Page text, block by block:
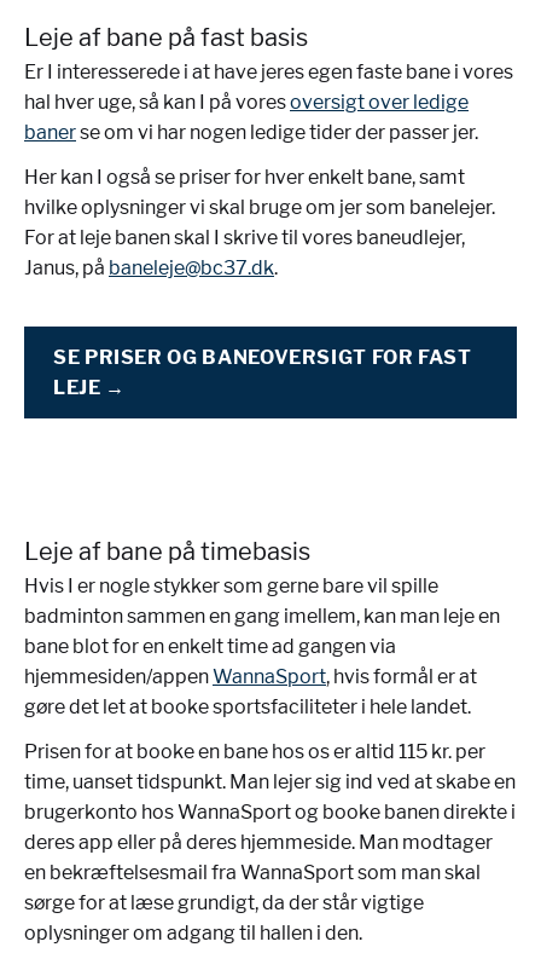
Leje af bane på fast basis
Er I interesserede i at have jeres egen faste bane i vores
hal hver uge, så kan I på voresoversigt over ledige
banerse om vi har nogen ledige tider der passer jer.
Her kan I også se priser for hver enkelt bane, samt
hvilke oplysninger vi skal bruge om jer som banelejer.
For at leje banen skal I skrive til vores baneudlejer,
Janus, på baneleje@bc37.dk.
SE PRISER OG BANEOVERSIGT FOR FAST
LEJE →
Leje af bane på timebasis
Hvis I er nogle stykker som gerne bare vil spille
badminton sammen en gang imellem, kan man leje en
bane blot for en enkelt time ad gangen via
hjemmesiden/appenWannaSport, hvis formål er at
gøre det let at booke sportsfaciliteter i hele landet.
Prisen for at booke en bane hos os er altid 115 kr. per
time, uanset tidspunkt. Man lejer sig ind ved at skabe en
brugerkonto hos WannaSport og booke banen direkte i
deres app eller på deres hjemmeside. Man modtager
en bekræftelsesmail fra WannaSport som man skal
sørge for at læse grundigt, da der står vigtige
oplysninger om adgang til hallen i den.